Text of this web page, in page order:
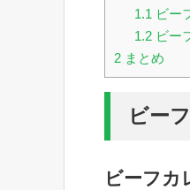
1.1 ビー
1.2ビー
2 まとめ
ビー
ビーフカ